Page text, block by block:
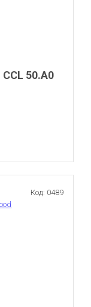
50.A0
Код: 0489